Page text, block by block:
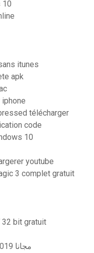
10
itunes
apk
télécharger
code
10
youtube
3 complet gratuit
bit gratuit
تحميل برنامج baidu spark browser مجانا 2019